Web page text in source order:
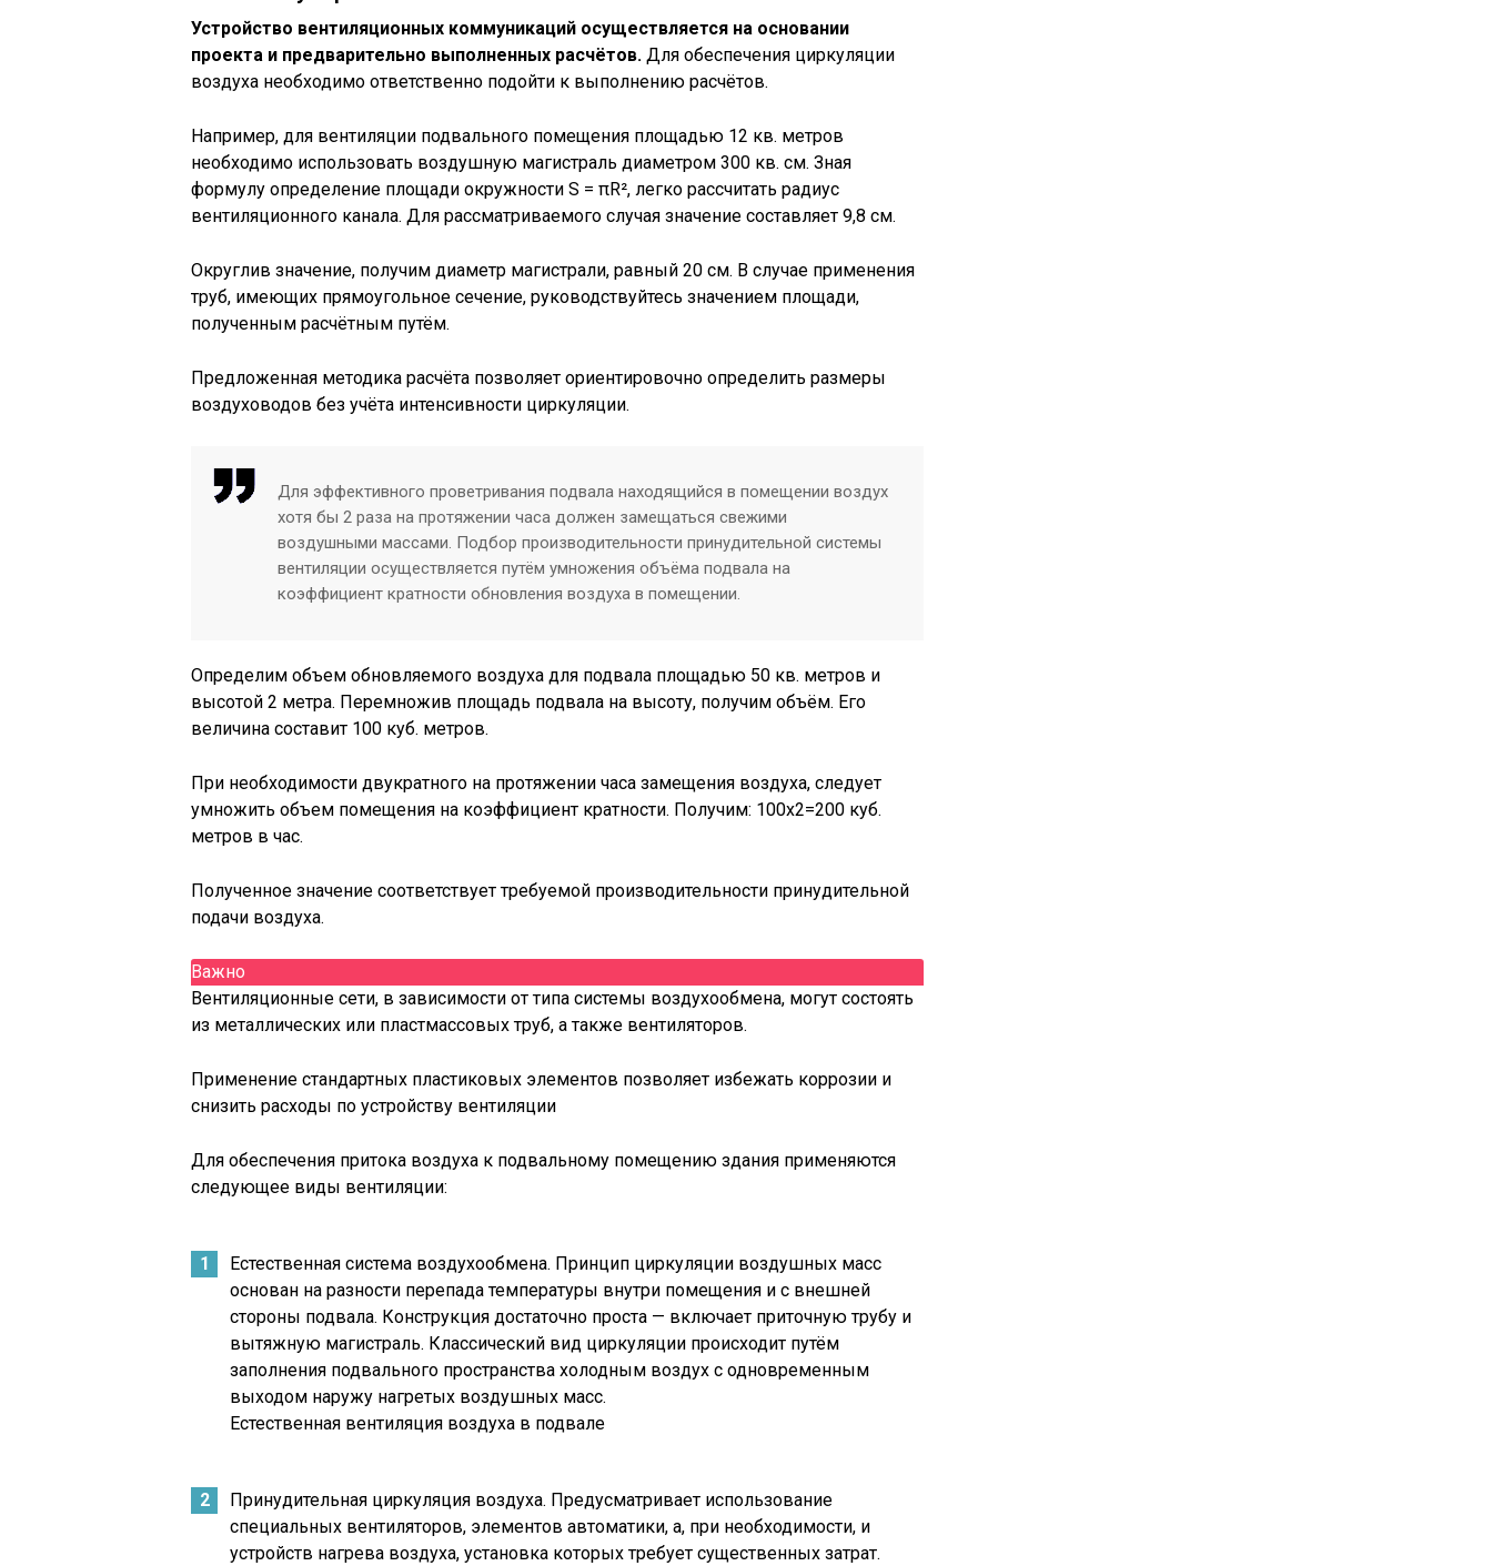
Устройство вентиляционных коммуникаций осуществляется на основании
проекта и предварительно выполненных расчётов. Для обеспечения циркуляции
воздуха необходимо ответственно подойти к выполнению расчётов.
Например, для вентиляции подвального помещения площадью 12 кв. метров
необходимо использовать воздушную магистраль диаметром 300 кв. см. Зная
формулу определение площади окружности S = πR², легко рассчитать радиус
вентиляционного канала. Для рассматриваемого случая значение составляет 9,8 см.
Округлив значение, получим диаметр магистрали, равный 20 см. В случае применения
труб, имеющих прямоугольное сечение, руководствуйтесь значением площади,
полученным расчётным путём.
Предложенная методика расчёта позволяет ориентировочно определить размеры
воздуховодов без учёта интенсивности циркуляции.
Для эффективного проветривания подвала находящийся в помещении воздух
хотя бы 2 раза на протяжении часа должен замещаться свежими
воздушными массами. Подбор производительности принудительной системы
вентиляции осуществляется путём умножения объёма подвала на
коэффициент кратности обновления воздуха в помещении.
Определим объем обновляемого воздуха для подвала площадью 50 кв. метров и
высотой 2 метра. Перемножив площадь подвала на высоту, получим объём. Его
величина составит 100 куб. метров.
При необходимости двукратного на протяжении часа замещения воздуха, следует
умножить объем помещения на коэффициент кратности. Получим: 100х2=200 куб.
метров в час.
Полученное значение соответствует требуемой производительности принудительной
подачи воздуха.
Важно
Вентиляционные сети, в зависимости от типа системы воздухообмена, могут состоять
из металлических или пластмассовых труб, а также вентиляторов.
Применение стандартных пластиковых элементов позволяет избежать коррозии и
снизить расходы по устройству вентиляции
Для обеспечения притока воздуха к подвальному помещению здания применяются
следующее виды вентиляции:
Естественная система воздухообмена. Принцип циркуляции воздушных масс
основан на разности перепада температуры внутри помещения и с внешней
стороны подвала. Конструкция достаточно проста — включает приточную трубу и
вытяжную магистраль. Классический вид циркуляции происходит путём
заполнения подвального пространства холодным воздух с одновременным
выходом наружу нагретых воздушных масс.
Естественная вентиляция воздуха в подвале
Принудительная циркуляция воздуха. Предусматривает использование
специальных вентиляторов, элементов автоматики, а, при необходимости, и
устройств нагрева воздуха, установка которых требует существенных затрат.